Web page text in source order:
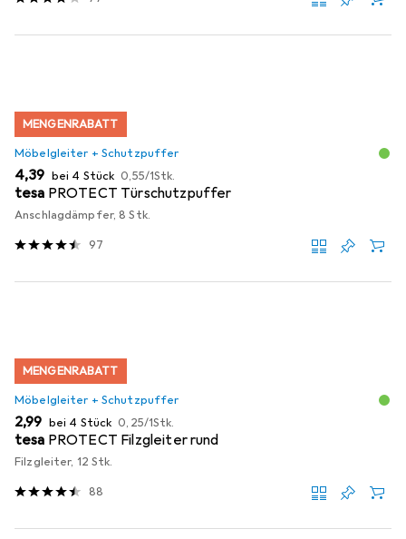
MENGENRABATT
Möbelgleiter + Schutzpuffer
EUR
4,39 bei 4 Stück EUR
0,55/1Stk.
tesa PROTECT Türschutzpuffer
Anschlagdämpfer, 8 Stk.
97
MENGENRABATT
Möbelgleiter + Schutzpuffer
EUR
2,99 bei 4 Stück EUR
0,25/1Stk.
tesa PROTECT Filzgleiter rund
Filzgleiter, 12 Stk.
88